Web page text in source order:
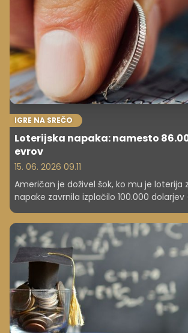
IGRE NA SREČO
Loterijska napaka: namesto
evrov
15. 06. 2026 09.11
Američan je doživel šok, ko mu je loterija
napake zavrnila izplačilo 100.000 dolarjev
Srečka naj bi bila vredna le pičlih 20